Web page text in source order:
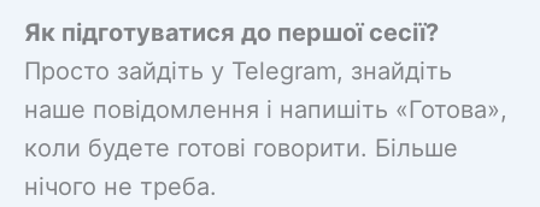
Як підготуватися до першої сесії?
Просто зайдіть у Telegram, знайдіть
наше повідомлення і напишіть «Готова»,
коли будете готові говорити. Більше
нічого не треба.